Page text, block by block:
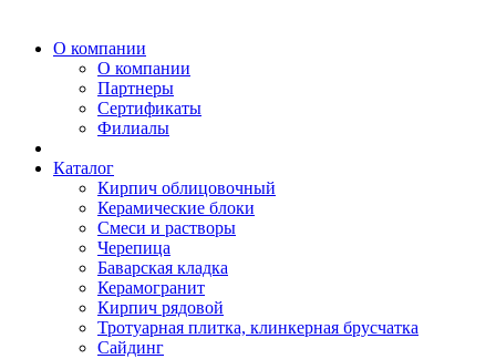
О компании
О компании
Партнеры
Сертификаты
Филиалы
Каталог
Кирпич облицовочный
Керамические блоки
Смеси и растворы
Черепица
Баварская кладка
Керамогранит
Кирпич рядовой
Тротуарная плитка, клинкерная брусчатка
Сайдинг